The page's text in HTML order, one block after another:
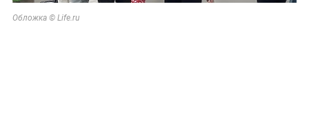
Обложка © Life.ru